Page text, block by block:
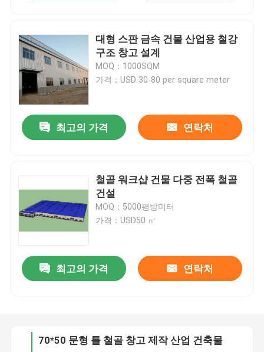
집
동영상
공장 여행
대형 스판 금속 건물 산업용 철강
구조 창고 설계
MOQ：1000SQM
가격：USD 30-80 per square meter
최고의 가격 연락처
철골 워크샵 건물 다중 전폭 철골
건설
MOQ：5000평방미터
가격：USD50 ㎡
최고의 가격 연락처
70*50 문형 틀 철골 창고 제작 산업 건축물